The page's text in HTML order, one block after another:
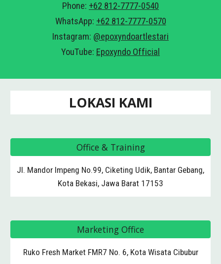
Phone: +62 812-7777-0540
WhatsApp: +62 812-7777-0570
Instagram: @epoxyndoartlestari
YouTube: Epoxyndo Official
LOKASI KAMI
Office & Training
Jl. Mandor Impeng No.99, Ciketing Udik, Bantar Gebang,
Kota Bekasi, Jawa Barat 17153
Marketing Office
Ruko Fresh Market FMR7 No. 6, Kota Wisata Cibubur